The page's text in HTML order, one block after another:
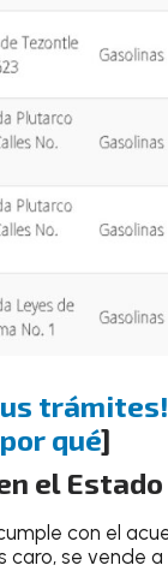
qué]
el
con el
caro, se vende a